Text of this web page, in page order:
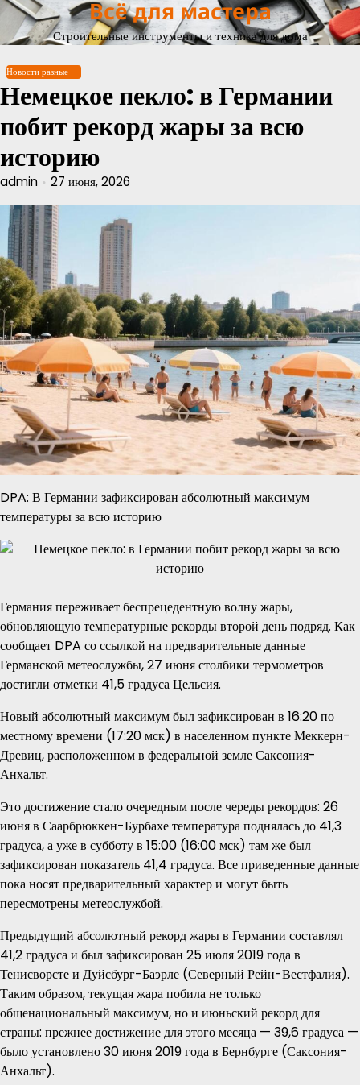
Перейти
содержимому
Всё для мастера
Строительные инструменты и техника для дома
Новости разные
Немецкое пекло: в Германии
побит рекорд жары за всю
историю
admin 27 июня, 2026
DPA: В Германии зафиксирован абсолютный максимум
температуры за всю историю
Германия переживает беспрецедентную волну жары,
обновляющую температурные рекорды второй день подряд. Как
сообщает DPA со ссылкой на предварительные данные
Германской метеослужбы, 27 июня столбики термометров
достигли отметки 41,5 градуса Цельсия.
Новый абсолютный максимум был зафиксирован в 16:20 по
местному времени (17:20 мск) в населенном пункте Меккерн-
Древиц, расположенном в федеральной земле Саксония-
Анхальт.
Это достижение стало очередным после череды рекордов: 26
июня в Саарбрюккен-Бурбахе температура поднялась до 41,3
градуса, а уже в субботу в 15:00 (16:00 мск) там же был
зафиксирован показатель 41,4 градуса. Все приведенные данные
пока носят предварительный характер и могут быть
пересмотрены метеослужбой.
Предыдущий абсолютный рекорд жары в Германии составлял
41,2 градуса и был зафиксирован 25 июля 2019 года в
Тенисворсте и Дуйсбург-Баэрле (Северный Рейн-Вестфалия).
Таким образом, текущая жара побила не только
общенациональный максимум, но и июньский рекорд для
страны: прежнее достижение для этого месяца — 39,6 градуса —
было установлено 30 июня 2019 года в Бернбурге (Саксония-
Анхальт).